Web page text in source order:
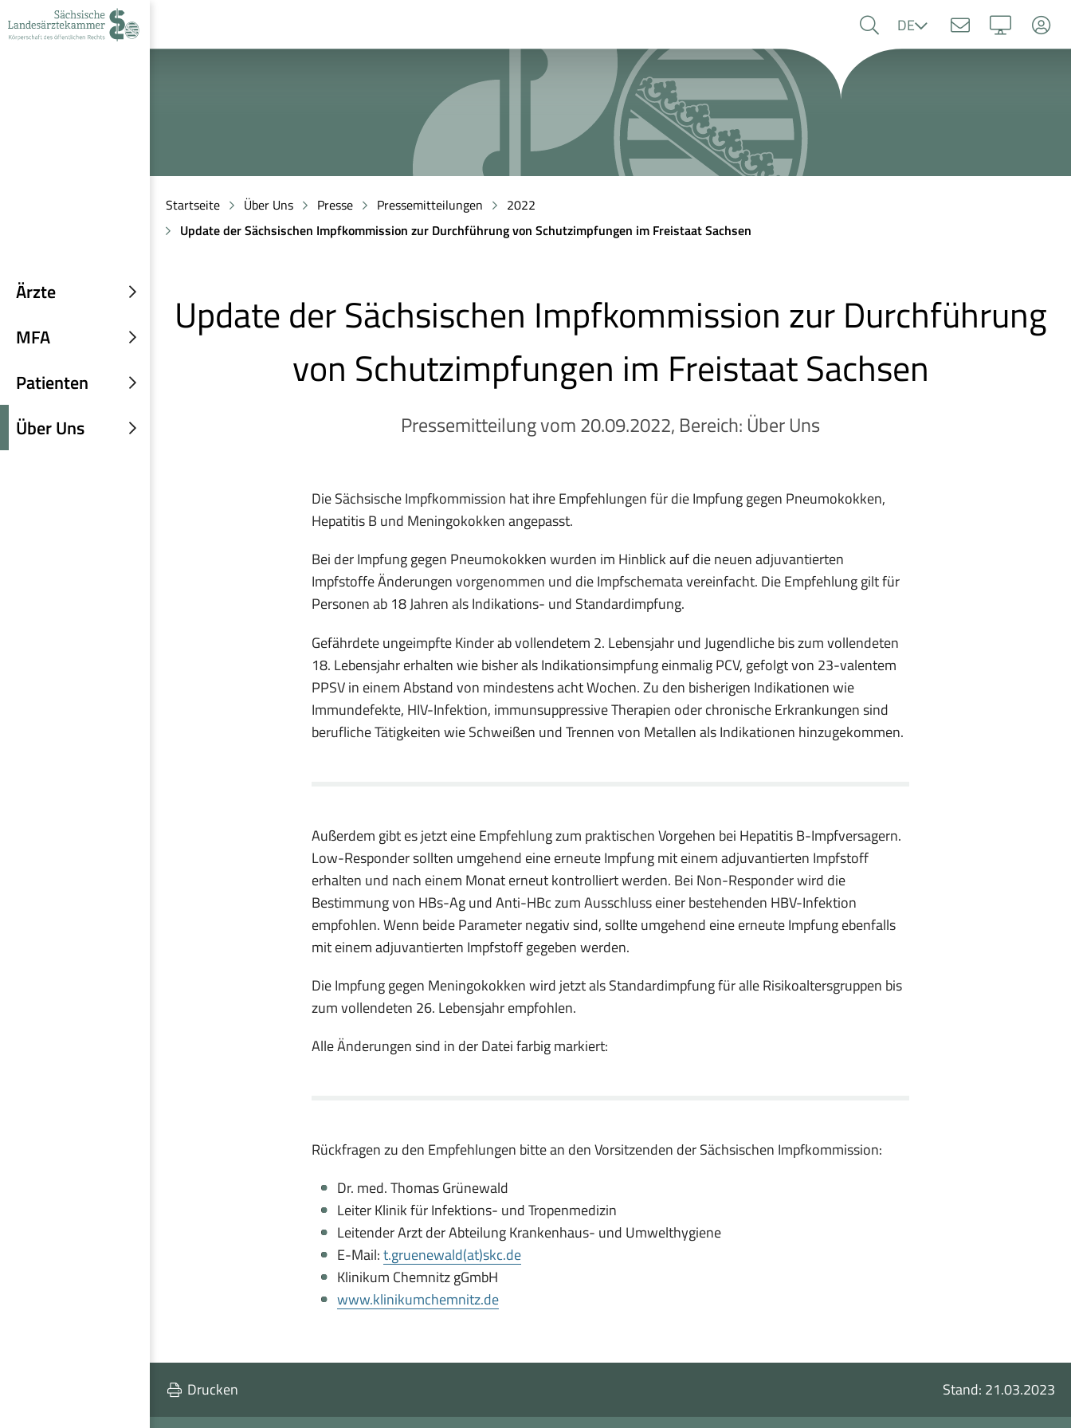
Navigation
Suche
Inhalt
Ärzte
Untermenü
einblenden
MFA
Untermenü
Patienten
Untermenü
Über Uns
Untermenü
Sprache
DE
Startseite Über Uns Presse Pressemitteilungen
2022
Update der Sächsischen Impfkommission zur Durchführung von Schutzimpfungen im Freistaat Sachsen
Update der Sächsischen Impfkommission zur Durchführung
von Schutzimpfungen im Freistaat Sachsen
Pressemitteilung vom 20.09.2022, Bereich: Über Uns
Die Sächsische Impfkommission hat ihre Empfehlungen für die Impfung gegen Pneumokokken,
Hepatitis B und Meningokokken angepasst.
Bei der Impfung gegen Pneumokokken wurden im Hinblick auf die neuen adjuvantierten
Impfstoffe Änderungen vorgenommen und die Impfschemata vereinfacht. Die Empfehlung gilt für
Personen ab 18 Jahren als Indikations- und Standardimpfung.
Gefährdete ungeimpfte Kinder ab vollendetem 2. Lebensjahr und Jugendliche bis zum vollendeten
18. Lebensjahr erhalten wie bisher als Indikationsimpfung einmalig PCV, gefolgt von 23-valentem
PPSV in einem Abstand von mindestens acht Wochen. Zu den bisherigen Indikationen wie
Immundefekte, HIV-Infektion, immunsuppressive Therapien oder chronische Erkrankungen sind
berufliche Tätigkeiten wie Schweißen und Trennen von Metallen als Indikationen hinzugekommen.
Außerdem gibt es jetzt eine Empfehlung zum praktischen Vorgehen bei Hepatitis B-Impfversagern.
Low-Responder sollten umgehend eine erneute Impfung mit einem adjuvantierten Impfstoff
erhalten und nach einem Monat erneut kontrolliert werden. Bei Non-Responder wird die
Bestimmung von HBs-Ag und Anti-HBc zum Ausschluss einer bestehenden HBV-Infektion
empfohlen. Wenn beide Parameter negativ sind, sollte umgehend eine erneute Impfung ebenfalls
mit einem adjuvantierten Impfstoff gegeben werden.
Die Impfung gegen Meningokokken wird jetzt als Standardimpfung für alle Risikoaltersgruppen bis
zum vollendeten 26. Lebensjahr empfohlen.
Alle Änderungen sind in der Datei farbig markiert:
Rückfragen zu den Empfehlungen bitte an den Vorsitzenden der Sächsischen Impfkommission:
Dr. med. Thomas Grünewald
Leiter Klinik für Infektions- und Tropenmedizin
Leitender Arzt der Abteilung Krankenhaus- und Umwelthygiene
E-Mail:t.gruenewald(at)skc.de
Klinikum Chemnitz gGmbH
www.klinikumchemnitz.de(öffnet
Fenster)
Drucken
Stand: 21.03.2023